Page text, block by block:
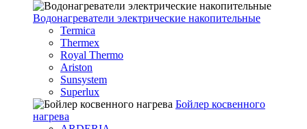
Водонагреватели электрические накопительные
Termica
Thermex
Royal Thermo
Ariston
Sunsystem
Superlux
Бойлер косвенного
нагрева